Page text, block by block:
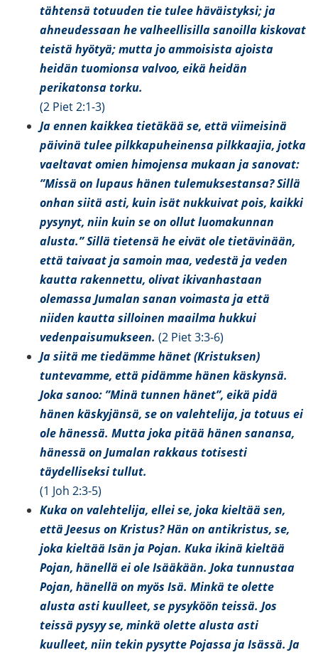
tähtensä totuuden tie tulee häväistyksi; ja
ahneudessaan he valheellisilla sanoilla kiskovat
teistä hyötyä; mutta jo ammoisista ajoista
heidän tuomionsa valvoo, eikä heidän
perikatonsa torku.
(2 Piet 2:1-3)
Ja ennen kaikkea tietäkää se, että viimeisinä
päivinä tulee pilkkapuheinensa pilkkaajia, jotka
vaeltavat omien himojensa mukaan ja sanovat:
”Missä on lupaus hänen tulemuksestansa? Sillä
onhan siitä asti, kuin isät nukkuivat pois, kaikki
pysynyt, niin kuin se on ollut luomakunnan
alusta.” Sillä tietensä he eivät ole tietävinään,
että taivaat ja samoin maa, vedestä ja veden
kautta rakennettu, olivat ikivanhastaan
olemassa Jumalan sanan voimasta ja että
niiden kautta silloinen maailma hukkui
vedenpaisumukseen. (2 Piet 3:3-6)
Ja siitä me tiedämme hänet (Kristuksen)
tuntevamme, että pidämme hänen käskynsä.
Joka sanoo: ”Minä tunnen hänet”, eikä pidä
hänen käskyjänsä, se on valehtelija, ja totuus ei
ole hänessä. Mutta joka pitää hänen sanansa,
hänessä on Jumalan rakkaus totisesti
täydelliseksi tullut.
(1 Joh 2:3-5)
Kuka on valehtelija, ellei se, joka kieltää sen,
että Jeesus on Kristus? Hän on antikristus, se,
joka kieltää Isän ja Pojan. Kuka ikinä kieltää
Pojan, hänellä ei ole Isääkään. Joka tunnustaa
Pojan, hänellä on myös Isä. Minkä te olette
alusta asti kuulleet, se pysyköön teissä. Jos
teissä pysyy se, minkä olette alusta asti
kuulleet, niin tekin pysytte Pojassa ja Isässä. Ja